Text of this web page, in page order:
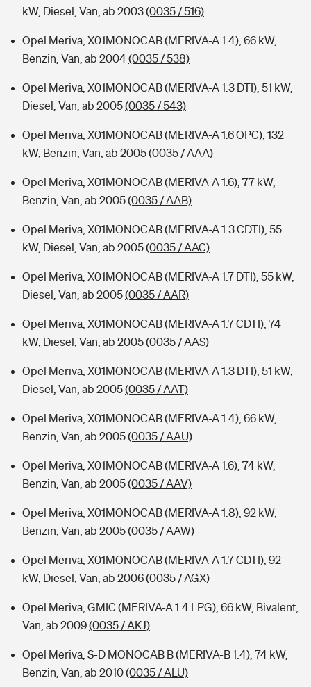
kW, Diesel, Van, ab 2003(0035 / 516)
Opel Meriva, X01MONOCAB (MERIVA-A 1.4), 66 kW,
Benzin, Van, ab 2004(0035 / 538)
Opel Meriva, X01MONOCAB (MERIVA-A 1.3 DTI), 51 kW,
Diesel, Van, ab 2005(0035 / 543)
Opel Meriva, X01MONOCAB (MERIVA-A 1.6 OPC), 132
kW, Benzin, Van, ab 2005(0035 / AAA)
Opel Meriva, X01MONOCAB (MERIVA-A 1.6), 77 kW,
Benzin, Van, ab 2005(0035 / AAB)
Opel Meriva, X01MONOCAB (MERIVA-A 1.3 CDTI), 55
kW, Diesel, Van, ab 2005(0035 / AAC)
Opel Meriva, X01MONOCAB (MERIVA-A 1.7 DTI), 55 kW,
Diesel, Van, ab 2005(0035 / AAR)
Opel Meriva, X01MONOCAB (MERIVA-A 1.7 CDTI), 74
kW, Diesel, Van, ab 2005(0035 / AAS)
Opel Meriva, X01MONOCAB (MERIVA-A 1.3 DTI), 51 kW,
Diesel, Van, ab 2005(0035 / AAT)
Opel Meriva, X01MONOCAB (MERIVA-A 1.4), 66 kW,
Benzin, Van, ab 2005(0035 / AAU)
Opel Meriva, X01MONOCAB (MERIVA-A 1.6), 74 kW,
Benzin, Van, ab 2005(0035 / AAV)
Opel Meriva, X01MONOCAB (MERIVA-A 1.8), 92 kW,
Benzin, Van, ab 2005(0035 / AAW)
Opel Meriva, X01MONOCAB (MERIVA-A 1.7 CDTI), 92
kW, Diesel, Van, ab 2006(0035 / AGX)
Opel Meriva, GMIC (MERIVA-A 1.4 LPG), 66 kW, Bivalent,
Van, ab 2009(0035 / AKJ)
Opel Meriva, S-D MONOCAB B (MERIVA-B 1.4), 74 kW,
Benzin, Van, ab 2010(0035 / ALU)